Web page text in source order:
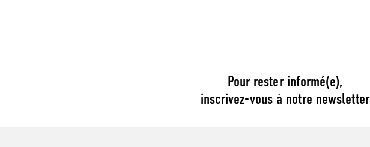
Pour rester informé(e),
inscrivez-vous à notre newsletter